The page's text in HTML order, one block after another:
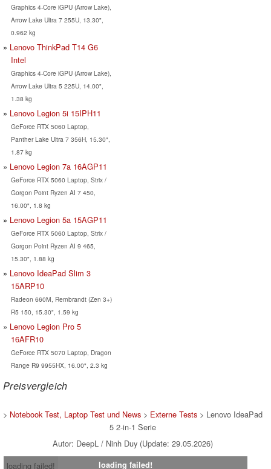
Graphics 4-Core iGPU (Arrow Lake),
Arrow Lake Ultra 7 255U, 13.30",
0.962 kg
Lenovo ThinkPad T14 G6
Intel
Graphics 4-Core iGPU (Arrow Lake),
Arrow Lake Ultra 5 225U, 14.00",
1.38 kg
Lenovo Legion 5i 15IPH11
GeForce RTX 5060 Laptop,
Panther Lake Ultra 7 356H, 15.30",
1.87 kg
Lenovo Legion 7a 16AGP11
GeForce RTX 5060 Laptop, Strix /
Gorgon Point Ryzen AI 7 450,
16.00", 1.8 kg
Lenovo Legion 5a 15AGP11
GeForce RTX 5060 Laptop, Strix /
Gorgon Point Ryzen AI 9 465,
15.30", 1.88 kg
Lenovo IdeaPad Slim 3
15ARP10
Radeon 660M, Rembrandt (Zen 3+)
R5 150, 15.30", 1.59 kg
Lenovo Legion Pro 5
16AFR10
GeForce RTX 5070 Laptop, Dragon
Range R9 9955HX, 16.00", 2.3 kg
Preisvergleich
> Notebook Test, Laptop Test und News> Externe Tests> Lenovo IdeaPad
5 2-in-1 Serie
Autor: DeepL / Ninh Duy (Update: 29.05.2026)
loading failed!
loading failed!